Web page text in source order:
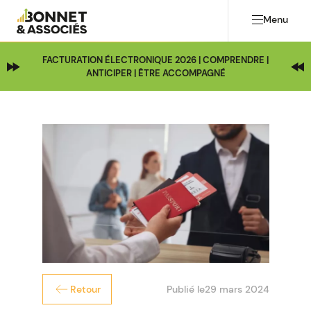
Menu
FACTURATION ÉLECTRONIQUE 2026 | COMPRENDRE |
ANTICIPER | ÊTRE ACCOMPAGNÉ
Retour Publié le29 mars 2024